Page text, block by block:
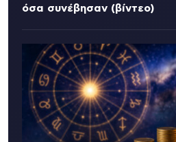
όσα συνέβησαν (βίντεο)